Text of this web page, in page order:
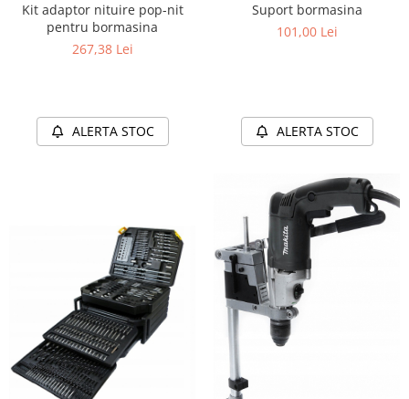
Kit adaptor nituire pop-nit
pentru bormasina
267,38 Lei
ALERTA STOC
Suport bormasina
101,00 Lei
ALERTA STOC